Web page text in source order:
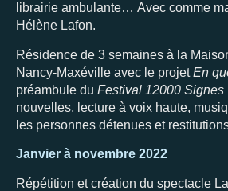
librairie ambulante… Avec comme
Hélène Lafon.
Résidence de 3 semaines à la
Nancy-Maxéville avec le projetEn
préambule du Festival 12000 Signes
nouvelles, lecture à voix haute,
les personnes détenues et
Janvier à novembre 2022
Répétition et création du spectacle